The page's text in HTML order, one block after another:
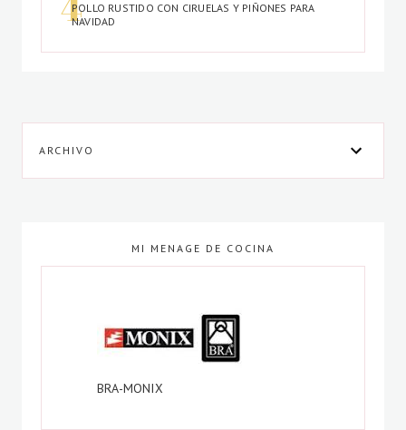
POLLO RUSTIDO CON CIRUELAS Y PIÑONES PARA
NAVIDAD
ARCHIVO
MI MENAGE DE COCINA
BRA-MONIX